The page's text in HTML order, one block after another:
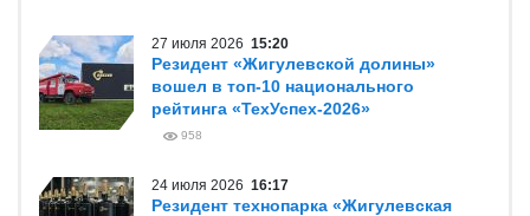
27 июля 2026 15:20
Резидент «Жигулевской долины»
вошел в топ-10 национального
рейтинга «ТехУспех-2026»
958
24 июля 2026 16:17
Резидент технопарка «Жигулевская